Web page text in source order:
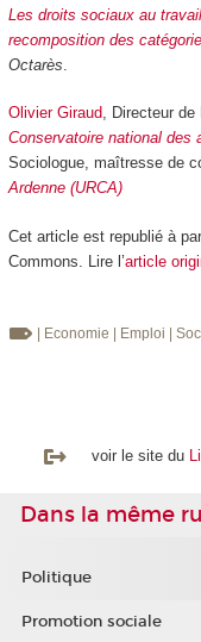
Les droits sociaux au
recomposition des
Octarès
Olivier Giraud, Directeur de
Conservatoire national des
Sociologue, maîtresse de
Ardenne (URCA)
Cet article est republié à
Commons. Lire l’article
| Economie | Emploi |
voir le site du
Dans la même
Politique
Promotion sociale